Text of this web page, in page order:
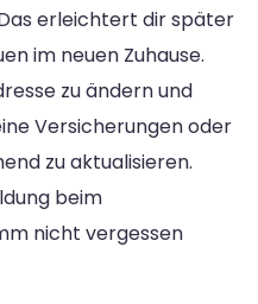
erleichtert dir später
im neuen Zuhause.
zu ändern und
Versicherungen oder
zu aktualisieren.
beim
nicht vergessen